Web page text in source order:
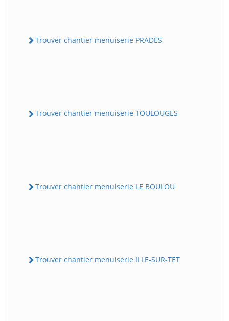
Trouver chantier menuiserie PRADES
Trouver chantier menuiserie TOULOUGES
Trouver chantier menuiserie LE BOULOU
Trouver chantier menuiserie ILLE-SUR-TET